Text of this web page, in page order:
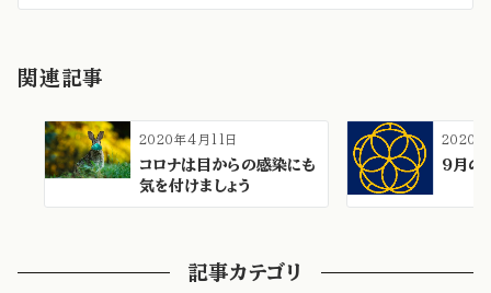
関連記事
2020年4月11日
コロナは目からの感染にも
気を付けましょう
2020
9月の
記事カテゴリ